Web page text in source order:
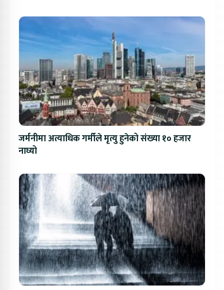
जर्मनीमा अत्याधिक गर्मीले मृत्यु हुनेको संख्या १० हजार
नाघ्यो